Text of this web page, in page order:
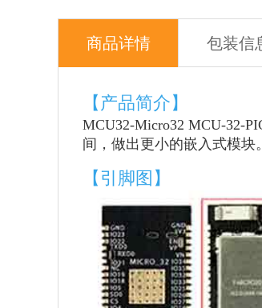
商品详情 包装信
【产品简介】
MCU32-Micro32 MCU-32-
间，做出更小的嵌入式模块。
【引脚图】